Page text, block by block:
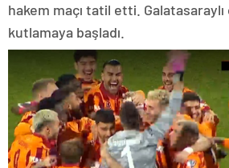
hakem maçı tatil etti.
kutlamaya başladı.